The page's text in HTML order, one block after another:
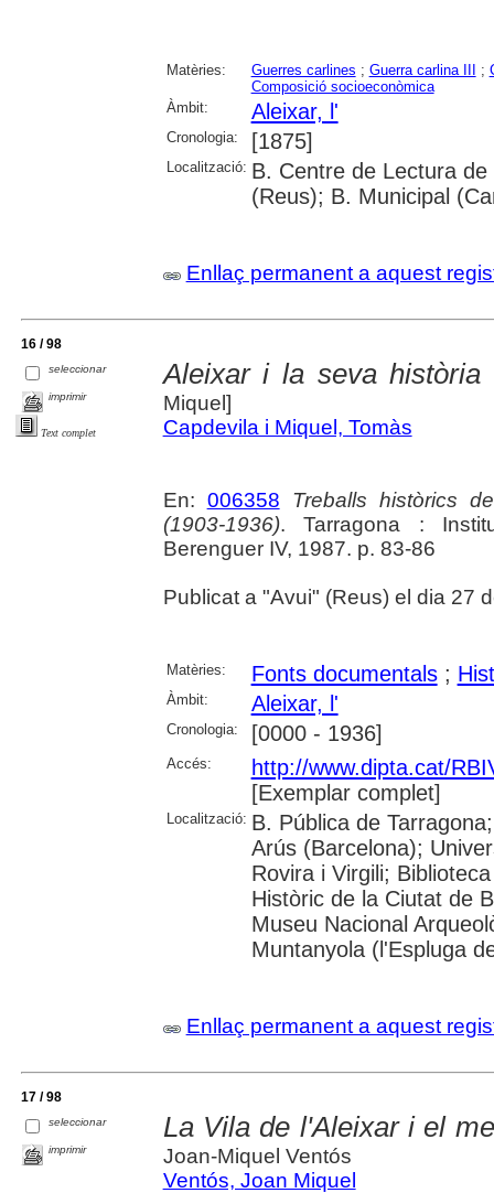
Matèries: Guerres carlines ; Guerra carlina III ;
Composició socioeconòmica
Àmbit:
Aleixar, l'
Cronologia: [1875]
Localització: B. Centre de Lectura
(Reus); B. Municipal
Enllaç permanent a aquest
16 / 98
seleccionar
imprimir
Text complet
Aleixar i la seva història
Miquel]
Capdevila i Miquel, Tomàs
En: 006358
Treballs històrics
(1903-1936). Tarragona :
Berenguer IV, 1987. p. 83-86
Publicat a "Avui" (Reus) el dia 27
Matèries: Fonts documentals;
Àmbit: Aleixar, l'
Cronologia: [0000 - 1936]
Accés:
http://www.dipta.cat/
[Exemplar complet]
Localització: B. Pública de
Arús (Barcelona);
Rovira i Virgili;
Històric de la Ciutat de
Museu Nacional
Muntanyola (l'Espluga
Enllaç permanent a aquest
17 / 98
seleccionar
imprimir
La Vila de l'Aleixar i el
Joan-Miquel Ventós
Ventós, Joan Miquel